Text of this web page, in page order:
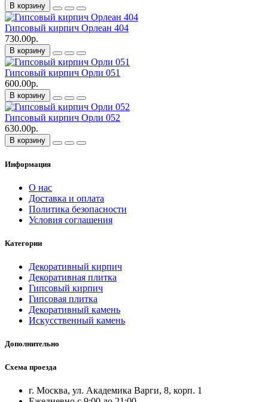
В корзину
Гипсовый кирпич Орлеан 404
730.00р.
В корзину
Гипсовый кирпич Орли 051
600.00р.
В корзину
Гипсовый кирпич Орли 052
630.00р.
В корзину
Информация
О нас
Доставка и оплата
Политика безопасности
Условия соглашения
Категории
Декоративный кирпич
Декоративная плитка
Гипсовый кирпич
Гипсовая плитка
Декоративный камень
Искусственный камень
Дополнительно
Схема проезда
г. Москва, ул. Академика Варги, 8, корп. 1